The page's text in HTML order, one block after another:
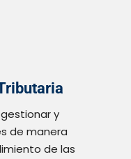
y
de manera
de las